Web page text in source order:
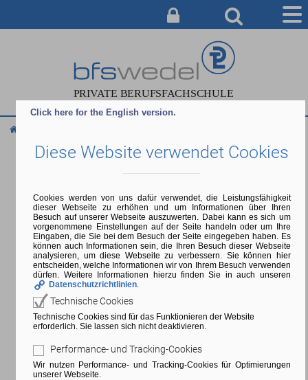
BERATUNG & ANMELDUNG
SERVICE & INFO
Wedel
Ausbildung
Medieninformatik
Softwareentwicklung
Wirtschaftsinformatik
Beratung & Anmeldung
Ausbildungs-ABC
Beratungsangebote
Click here for the English version.
Diese Website verwendet Cookies
Cookies werden von uns dafür verwendet, die Leistungsfähigkeit
dieser Webseite zu erhöhen und um Informationen über Ihren
Besuch auf unserer Webseite auszuwerten. Dabei kann es sich um
vorgenommene Einstellungen auf der Seite handeln oder um Ihre
Eingaben, die Sie bei dem Besuch der Seite eingegeben haben. Es
können auch Informationen sein, die Ihren Besuch dieser Webseite
analysieren, um diese Webseite zu verbessern. Sie können hier
entscheiden, welche Informationen wir von Ihrem Besuch verwenden
dürfen. Weitere Informationen hierzu finden Sie in auch unseren
Datenschutzrichtlinien
Technische Cookies
Technische Cookies sind für das Funktionieren der Website
erforderlich. Sie lassen sich nicht deaktivieren.
Performance- und Tracking-Cookies
Wir nutzen Performance- und Tracking-Cookies für Optimierungen
unserer Webseite.